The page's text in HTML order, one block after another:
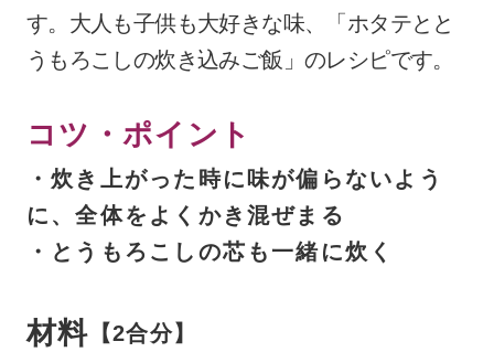
す。大人も子供も大好きな味、「ホタテとと
うもろこしの炊き込みご飯」のレシピです。
コツ・ポイント
・炊き上がった時に味が偏らないよう
に、全体をよくかき混ぜまる
・とうもろこしの芯も一緒に炊く
材料 【2合分】